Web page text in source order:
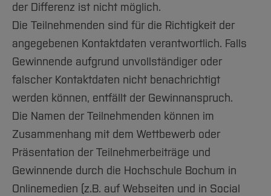
der Differenz ist nicht möglich.
Die Teilnehmenden sind für die Richtigkeit der
angegebenen Kontaktdaten verantwortlich. Falls
Gewinnende aufgrund unvollständiger oder
falscher Kontaktdaten nicht benachrichtigt
werden können, entfällt der Gewinnanspruch.
Die Namen der Teilnehmenden können im
Zusammenhang mit dem Wettbewerb oder
Präsentation der Teilnehmerbeiträge und
Gewinnende durch die Hochschule Bochum in
Onlinemedien (z.B. auf Webseiten und in Social